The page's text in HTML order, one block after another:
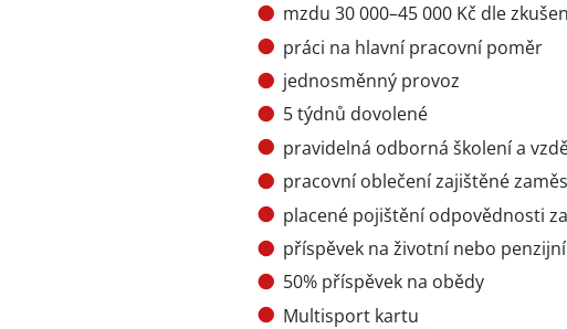
mzdu 30 000–45 000 Kč dle
práci na hlavní pracovní poměr
jednosměnný provoz
5 týdnů dovolené
pravidelná odborná školení a
pracovní oblečení zajištěné
placené pojištění odpovědnosti
příspěvek na životní nebo
50% příspěvek na obědy
Multisport kartu